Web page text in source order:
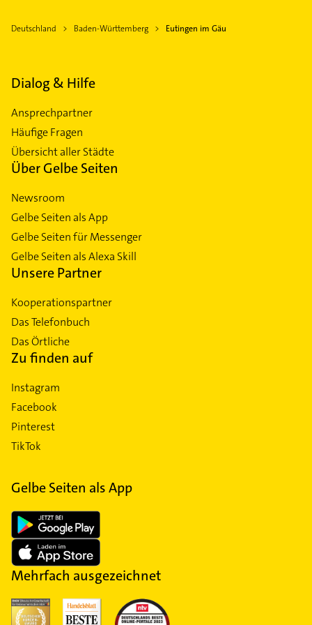
Deutschland Baden-Württemberg Eutingen im Gäu
Dialog & Hilfe
Ansprechpartner
Häufige Fragen
Übersicht aller Städte
Über Gelbe Seiten
Newsroom
Gelbe Seiten als App
Gelbe Seiten für Messenger
Gelbe Seiten als Alexa Skill
Unsere Partner
Kooperationspartner
Das Telefonbuch
Das Örtliche
Zu finden auf
Instagram
Facebook
Pinterest
TikTok
Gelbe Seiten als App
Mehrfach ausgezeichnet